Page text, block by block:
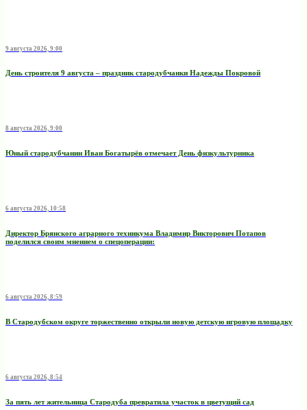
9 августа 2026, 9:00
День строителя 9 августа – праздник стародубчанки Надежды Покровой
8 августа 2026, 9:00
Юный стародубчанин Иван Богатырёв отмечает День физкультурника
6 августа 2026, 10:58
Директор Брянского аграрного техникума Владимир Викторович Потапов
поделился своим мнением о спецоперации:
6 августа 2026, 8:59
В Стародубском округе торжественно открыли новую детскую игровую площадку
6 августа 2026, 8:54
За пять лет жительница Стародуба превратила участок в цветущий сад